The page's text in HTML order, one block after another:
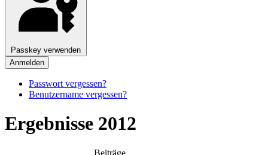
Passkey verwenden
Anmelden
Passwort vergessen?
Benutzername vergessen?
Ergebnisse 2012
Beiträge